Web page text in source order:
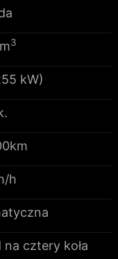
3
kW)
h
na cztery koła